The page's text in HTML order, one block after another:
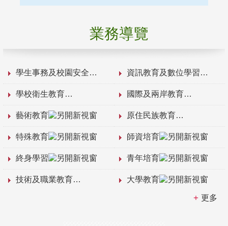
業務導覽
學生事務及校園安全 資訊教育及數位學習
學校衛生教育 國際及兩岸教育
藝術教育 原住民族教育
特殊教育 師資培育
終身學習 青年培育
技術及職業教育 大學教育
更多